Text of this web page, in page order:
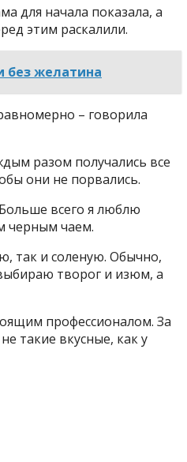
для начала показала, а
этим раскалили.
без желатина
– говорила
разом получались все
они не порвались.
всего я люблю
черным чаем.
так и соленую. Обычно,
творог и изюм, а
профессионалом. За
такие вкусные, как у